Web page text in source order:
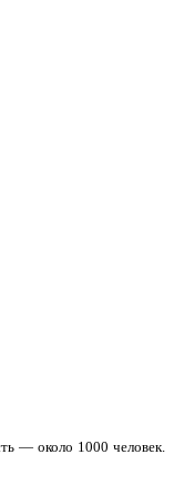
— около 1000 человек.